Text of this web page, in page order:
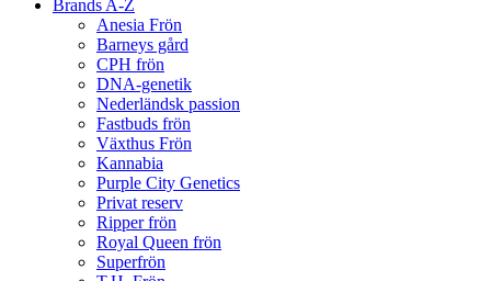
Brands A-Z
Anesia Frön
Barneys gård
CPH frön
DNA-genetik
Nederländsk passion
Fastbuds frön
Växthus Frön
Kannabia
Purple City Genetics
Privat reserv
Ripper frön
Royal Queen frön
Superfrön